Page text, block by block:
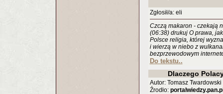
Zgłosił/a: eli
Czczą makaron - czekają
(06:38) drukuj O prawa,
Polsce religia, której
i wierzą w niebo z
bezprzewodowym
Do tekstu..
Dlaczego
Autor: Tomasz Twardowski
Źrodło: